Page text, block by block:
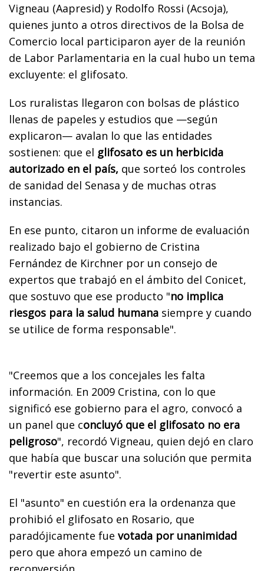
Vigneau (Aapresid) y Rodolfo Rossi (Acsoja),
quienes junto a otros directivos de la Bolsa de
Comercio local participaron ayer de la reunión
de Labor Parlamentaria en la cual hubo un tema
excluyente: el glifosato.
Los ruralistas llegaron con bolsas de plástico
llenas de papeles y estudios que —según
explicaron— avalan lo que las entidades
sostienen: que el glifosato es un herbicida
autorizado en el país, que sorteó los controles
de sanidad del Senasa y de muchas otras
instancias.
En ese punto, citaron un informe de evaluación
realizado bajo el gobierno de Cristina
Fernández de Kirchner por un consejo de
expertos que trabajó en el ámbito del Conicet,
que sostuvo que ese producto "no implica
riesgos para la salud humana siempre y cuando
se utilice de forma responsable".
"Creemos que a los concejales les falta
información. En 2009 Cristina, con lo que
significó ese gobierno para el agro, convocó a
un panel que concluyó que el glifosato no era
peligroso", recordó Vigneau, quien dejó en claro
que había que buscar una solución que permita
"revertir este asunto".
El "asunto" en cuestión era la ordenanza que
prohibió el glifosato en Rosario, que
paradójicamente fue votada por unanimidad
pero que ahora empezó un camino de